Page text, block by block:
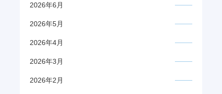
2026年6月
2026年5月
2026年4月
2026年3月
2026年2月